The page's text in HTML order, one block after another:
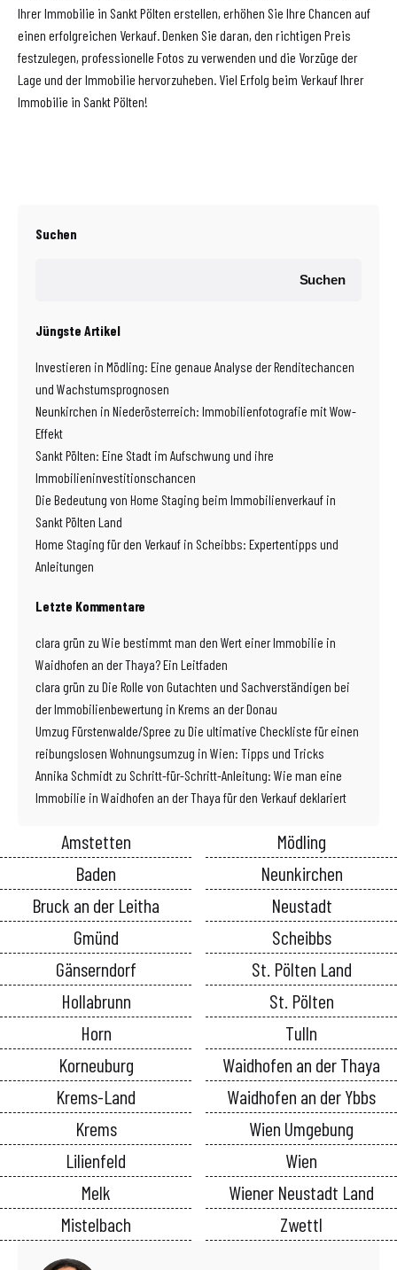
Ihrer Immobilie in Sankt Pölten erstellen, erhöhen Sie Ihre Chancen auf
einen erfolgreichen Verkauf. Denken Sie daran, den richtigen Preis
festzulegen, professionelle Fotos zu verwenden und die Vorzüge der
Lage und der Immobilie hervorzuheben. Viel Erfolg beim Verkauf Ihrer
Immobilie in Sankt Pölten!
Suchen
Suchen
Jüngste Artikel
Investieren in Mödling: Eine genaue Analyse der Renditechancen
und Wachstumsprognosen
Neunkirchen in Niederösterreich: Immobilienfotografie mit Wow-
Effekt
Sankt Pölten: Eine Stadt im Aufschwung und ihre
Immobilieninvestitionschancen
Die Bedeutung von Home Staging beim Immobilienverkauf in
Sankt Pölten Land
Home Staging für den Verkauf in Scheibbs: Expertentipps und
Anleitungen
Letzte Kommentare
clara grün zu Wie bestimmt man den Wert einer Immobilie in
Waidhofen an der Thaya? Ein Leitfaden
clara grün zu Die Rolle von Gutachten und Sachverständigen bei
der Immobilienbewertung in Krems an der Donau
Umzug Fürstenwalde/Spree zu Die ultimative Checkliste für einen
reibungslosen Wohnungsumzug in Wien: Tipps und Tricks
Annika Schmidt zu Schritt-für-Schritt-Anleitung: Wie man eine
Immobilie in Waidhofen an der Thaya für den Verkauf deklariert
Amstetten
Baden
Bruck an der Leitha
Gmünd
Gänserndorf
Hollabrunn
Horn
Korneuburg
Krems-Land
Krems
Lilienfeld
Melk
Mistelbach
Mödling
Neunkirchen
Neustadt
Scheibbs
St. Pölten Land
St. Pölten
Tulln
Waidhofen an der Thaya
Waidhofen an der Ybbs
Wien Umgebung
Wien
Wiener Neustadt Land
Zwettl